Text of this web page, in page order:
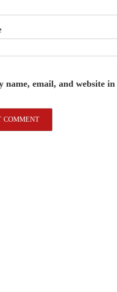
name, email, and website